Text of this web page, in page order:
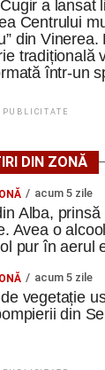
de râu și o
ale
a
existente
fiind
sanitare și
de evacuare a
a lansat
Centrului
din Vinerea.
tradițională
într-un
PUBLICITATE
DIN ZONĂ
acum 5 zile
Alba,
Avea o
pur în aerul
acum 5 zile
vegetație
din